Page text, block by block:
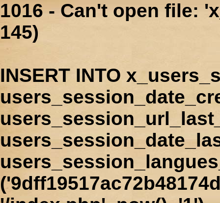
1016 - Can't open file:
145)
INSERT INTO